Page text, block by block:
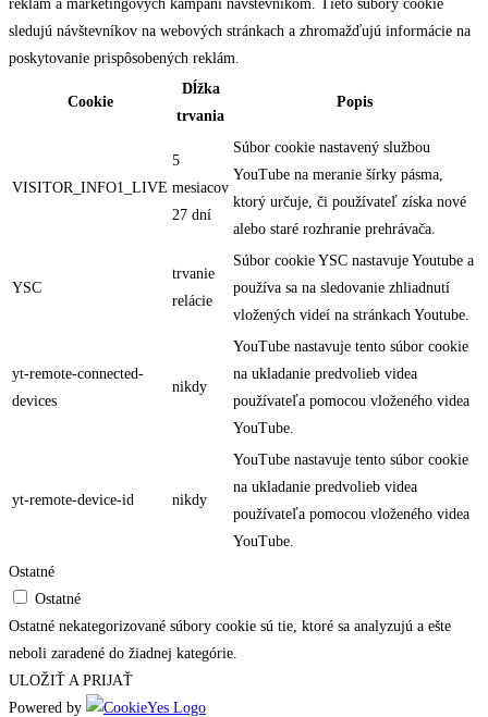
reklám a marketingových kampaní návštevníkom. Tieto súbory cookie
sledujú návštevníkov na webových stránkach a zhromažďujú informácie na
poskytovanie prispôsobených reklám.
Cookie
Dĺžka
trvania
Popis
VISITOR_INFO1_LIVE
5
mesiacov
27 dní
Súbor cookie nastavený službou
YouTube na meranie šírky pásma,
ktorý určuje, či používateľ získa nové
alebo staré rozhranie prehrávača.
YSC
trvanie
relácie
Súbor cookie YSC nastavuje Youtube a
používa sa na sledovanie zhliadnutí
vložených videí na stránkach Youtube.
yt-remote-connected-
devices
nikdy
YouTube nastavuje tento súbor cookie
na ukladanie predvolieb videa
používateľa pomocou vloženého videa
YouTube.
yt-remote-device-id nikdy
YouTube nastavuje tento súbor cookie
na ukladanie predvolieb videa
používateľa pomocou vloženého videa
YouTube.
Ostatné
Ostatné
Ostatné nekategorizované súbory cookie sú tie, ktoré sa analyzujú a ešte
neboli zaradené do žiadnej kategórie.
ULOŽIŤ A PRIJAŤ
Powered by